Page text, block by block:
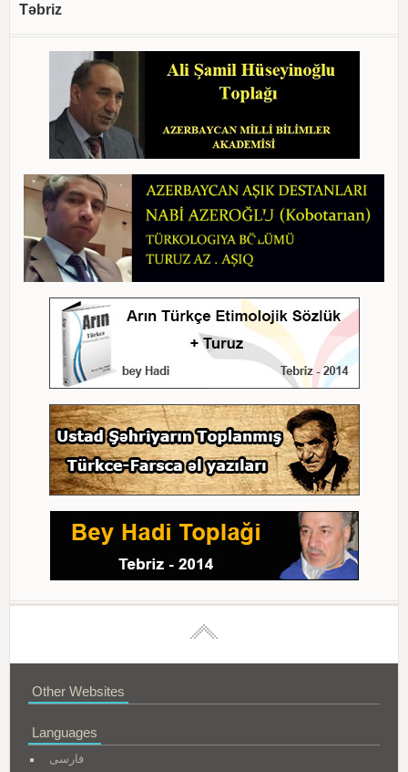
Təbriz
Other Websites
Languages
فارسی